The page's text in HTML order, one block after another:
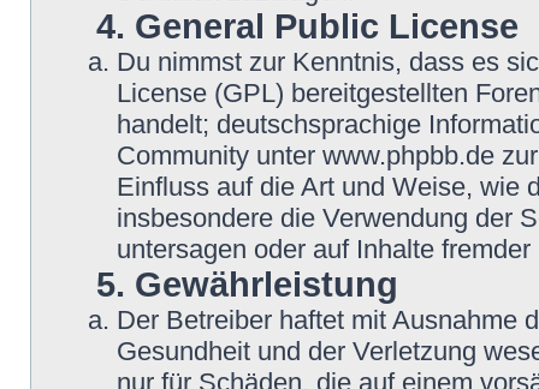
4. General Public License
Du nimmst zur Kenntnis, dass es
License (GPL) bereitgestellten
handelt; deutschsprachige
Community unter www.phpbb.de
Einfluss auf die Art und Weise, wie
insbesondere die Verwendung der
untersagen oder auf Inhalte
5. Gewährleistung
Der Betreiber haftet mit Ausnahme
Gesundheit und der Verletzung
nur für Schäden, die auf einem